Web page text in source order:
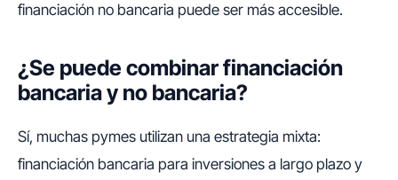
financiación no bancaria puede ser más accesible.
¿Se puede combinar financiación
bancaria y no bancaria?
Sí, muchas pymes utilizan una estrategia mixta:
financiación bancaria para inversiones a largo plazo y